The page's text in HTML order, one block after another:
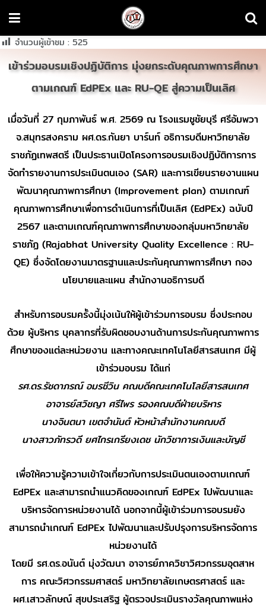
จำนวนผู้เข้าชม : 525
เข้าร่วมอบรมเชิงปฏิบัติการ มุ่งยกระดับคุณภาพการศึกษา
ตามเกณฑ์ EdPEx และ RU-QE สู่ความเป็นเลิศ
เมื่อวันที่ 27 กุมภาพันธ์ พ.ศ. 2569 ณ โรงแรมชูชัยบุรี ศรีอัมพวา
จ.สมุทรสงคราม ผศ.ดร.กันยา บาร์นท์ อธิการบดีมหาวิทยาลัย
ราชภัฏเทพสตรี เป็นประธานเปิดโครงการอบรมเชิงปฏิบัติการการ
จัดทำรายงานการประเมินตนเอง (SAR) และการเขียนรายงานแผน
พัฒนาคุณภาพการศึกษา (Improvement plan) ตามเกณฑ์
คุณภาพการศึกษาเพื่อการดำเนินการที่เป็นเลิศ (EdPEx) ฉบับปี
2567 และตามเกณฑ์คุณภาพการศึกษาของกลุ่มมหาวิทยาลัย
ราชภัฏ (Rajabhat University Quality Excellence : RU-
QE) ซึ่งจัดโดยงานมาตรฐานและประกันคุณภาพการศึกษา กอง
นโยบายและแผน สำนักงานอธิการบดี
สำหรับการอบรมครั้งนี้มุ่งเน้นให้ผู้เข้าร่วมการอบรม ซึ่งประกอบ
ด้วย ผู้บริหาร บุคลากรที่รับผิดชอบงานด้านการประกันคุณภาพการ
ศึกษาของแต่ละหน่วยงาน และทางคณะเทคโนโลยีสารสนเทศ มีผู้
เข้าร่วมอบรม ได้แก่
รศ.ดร.รัชดาภรณ์ อมรชีวิน คณบดีคณะเทคโนโลยีสารสนเทศ
อาจารย์สวิชญา ศรีไพร รองคณบดีฝ่ายบริหาร
นางจินตนา เขตจำนันต์ หัวหน้าสำนักงานคณบดี
นางสาวภัทรวดี ยศไกรเกรียงเดช นักวิชาการเงินและบัญชี
เพื่อให้ความรู้ความเข้าใจเกี่ยวกับการประเมินตนเองตามเกณฑ์
EdPEx และสามารถนำแนวคิดของเกณฑ์ EdPEx ไปพัฒนาและ
บริหารจัดการหน่วยงานได้ นอกจากนี้ผู้เข้าร่วมการอบรมยัง
สามารถนำเกณฑ์ EdPEx ไปพัฒนาและปรับปรุงการบริหารจัดการ
หน่วยงานได้
โดยมี รศ.ดร.อนันต์ มุ่งวัฒนา อาจารย์ภาควิชาวิศวกรรมอุตสาห
การ คณะวิศวกรรมศาสตร์ มหาวิทยาลัยเกษตรศาสตร์ และ
ผศ.เสาวลักษณ์ สุขประเสริฐ ผู้ตรวจประเมินรางวัลคุณภาพแห่ง